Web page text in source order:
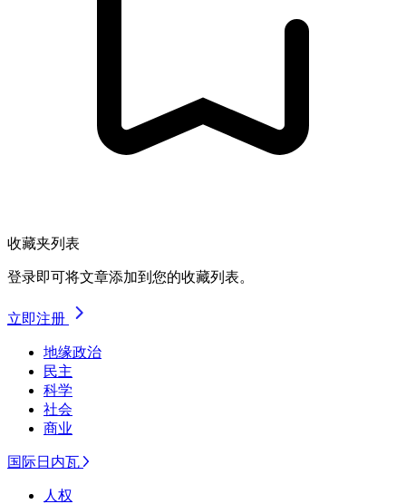
收藏夹列表
登录即可将文章添加到您的收藏列表。
立即注册
地缘政治
民主
科学
社会
商业
国际日内瓦
人权